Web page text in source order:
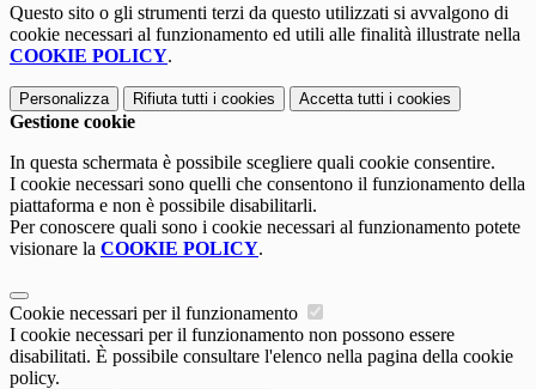
Questo sito o gli strumenti terzi da questo utilizzati si avvalgono di
cookie necessari al funzionamento ed utili alle finalità illustrate nella
COOKIE POLICY.
Personalizza Rifiuta tutti i cookies Accetta tutti i cookies
Gestione cookie
In questa schermata è possibile scegliere quali cookie consentire.
I cookie necessari sono quelli che consentono il funzionamento della
piattaforma e non è possibile disabilitarli.
Per conoscere quali sono i cookie necessari al funzionamento potete
visionare la COOKIE POLICY.
Cookie necessari per il funzionamento
I cookie necessari per il funzionamento non possono essere
disabilitati. È possibile consultare l'elenco nella pagina della cookie
policy.